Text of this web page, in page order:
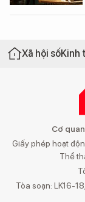
Xã hội sốKinh
Cơ
Giấy phép hoạt
Thể
Tòa soạn: LK16-